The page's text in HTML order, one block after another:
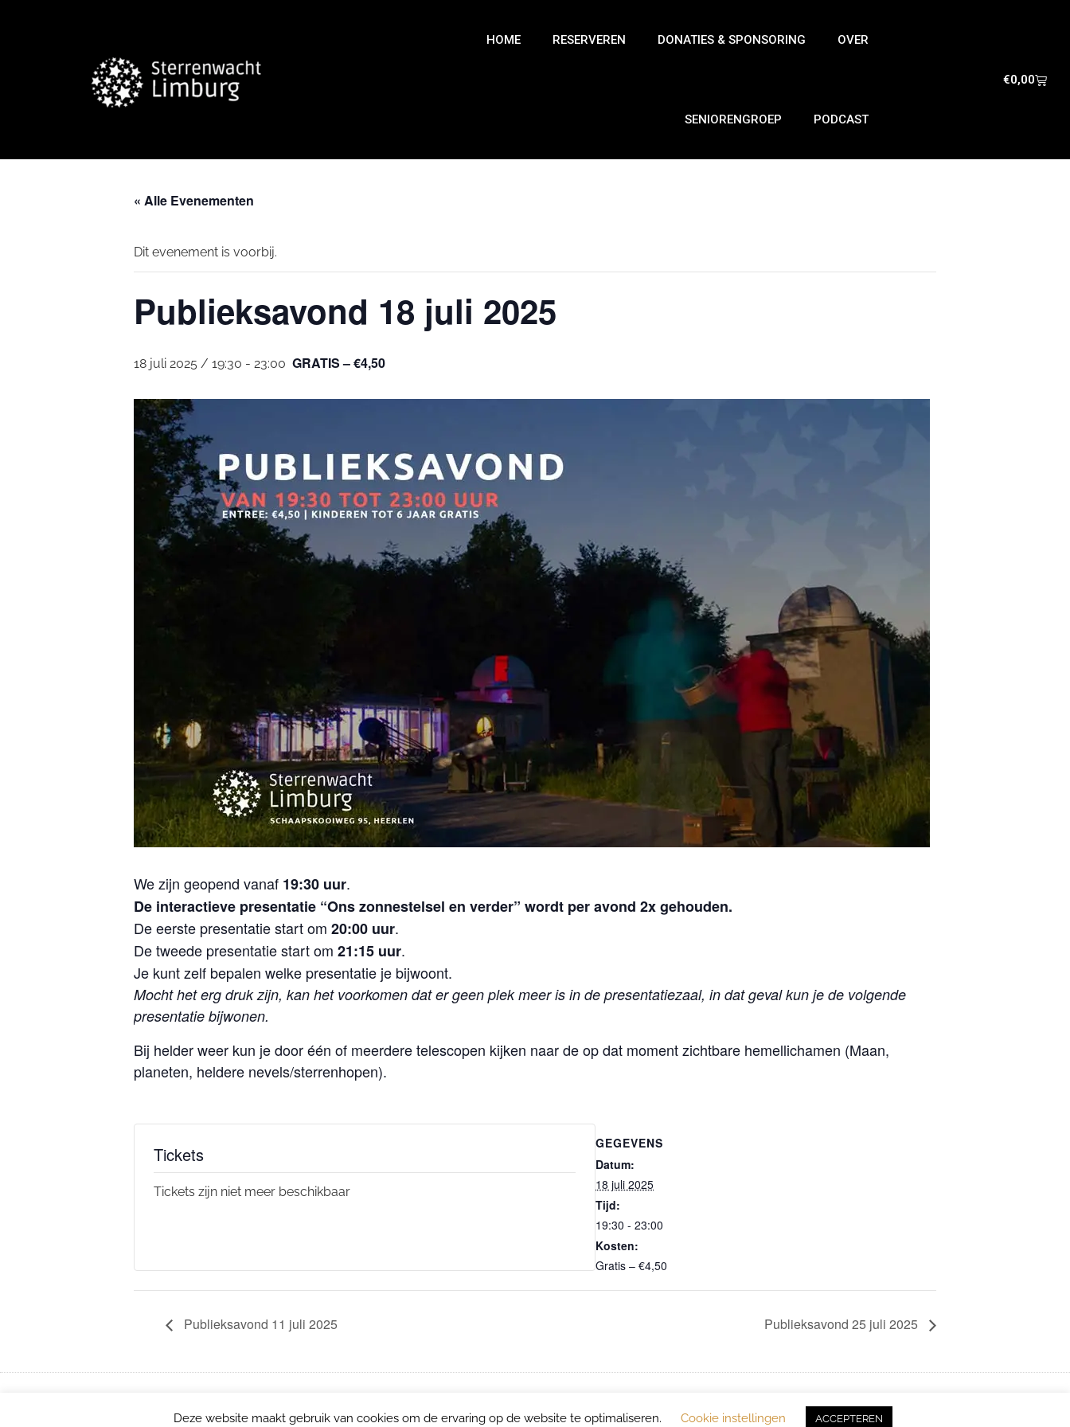
HOME RESERVEREN DONATIES & SPONSORING OVER
SENIORENGROEP PODCAST
€0,00
« Alle Evenementen
Dit evenement is voorbij.
Publieksavond 18 juli 2025
18 juli 2025 / 19:30 - 23:00 GRATIS – €4,50
We zijn geopend vanaf 19:30 uur.
De interactieve presentatie “Ons zonnestelsel en verder” wordt per avond 2x gehouden.
De eerste presentatie start om 20:00 uur.
De tweede presentatie start om 21:15 uur.
Je kunt zelf bepalen welke presentatie je bijwoont.
Mocht het erg druk zijn, kan het voorkomen dat er geen plek meer is in de presentatiezaal, in dat geval kun je de volgende
presentatie bijwonen.
Bij helder weer kun je door één of meerdere telescopen kijken naar de op dat moment zichtbare hemellichamen (Maan,
planeten, heldere nevels/sterrenhopen).
GEGEVENS
Datum:
18 juli 2025
Tijd:
19:30 - 23:00
Kosten:
Gratis – €4,50
Tickets
Tickets zijn niet meer beschikbaar
Publieksavond 11 juli 2025 Publieksavond 25 juli 2025
Deze website maakt gebruik van cookies om de ervaring op de website te optimaliseren. Cookie instellingen ACCEPTEREN